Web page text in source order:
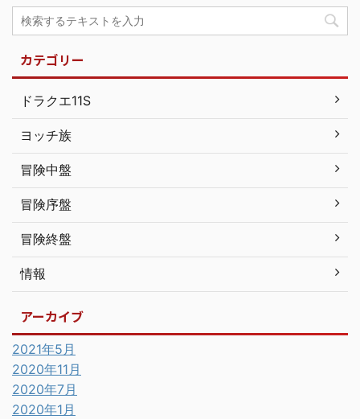
カテゴリー
ドラクエ11S
ヨッチ族
冒険中盤
冒険序盤
冒険終盤
情報
アーカイブ
2021年5月
2020年11月
2020年7月
2020年1月